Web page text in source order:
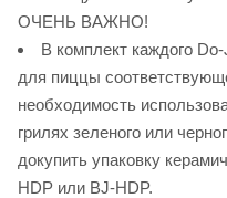
ОЧЕНЬ ВАЖНО!
В комплект каждого
для пиццы
необходимость
грилях зеленого или
докупить упаковку
HDP или BJ-HDP.